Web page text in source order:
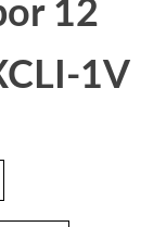
12
1V